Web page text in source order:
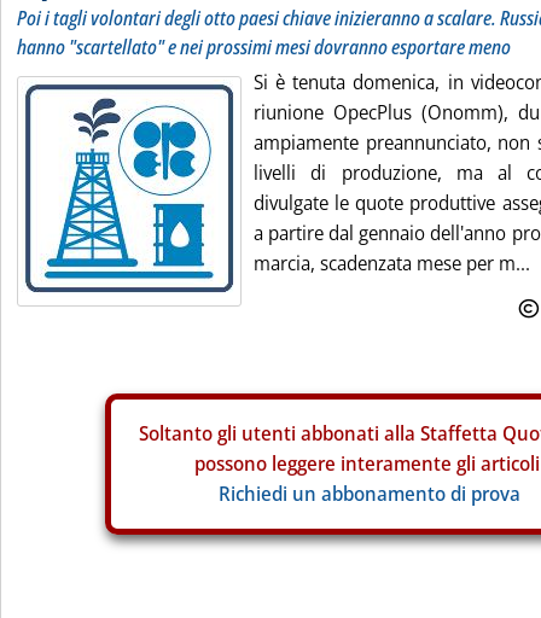
Poi i tagli volontari degli otto paesi chiave inizieranno a scalare.
hanno "scartellato" e nei prossimi mesi dovranno esportare meno
Si è tenuta domenica, in
riunione OpecPlus (Onomm),
ampiamente preannunciato,
livelli di produzione, ma al
divulgate le quote produttive
a partire dal gennaio dell'anno
marcia, scadenzata mese per m...
Soltanto gli utenti abbonati alla Staffetta
possono leggere interamente gli
Richiedi un abbonamento di prova